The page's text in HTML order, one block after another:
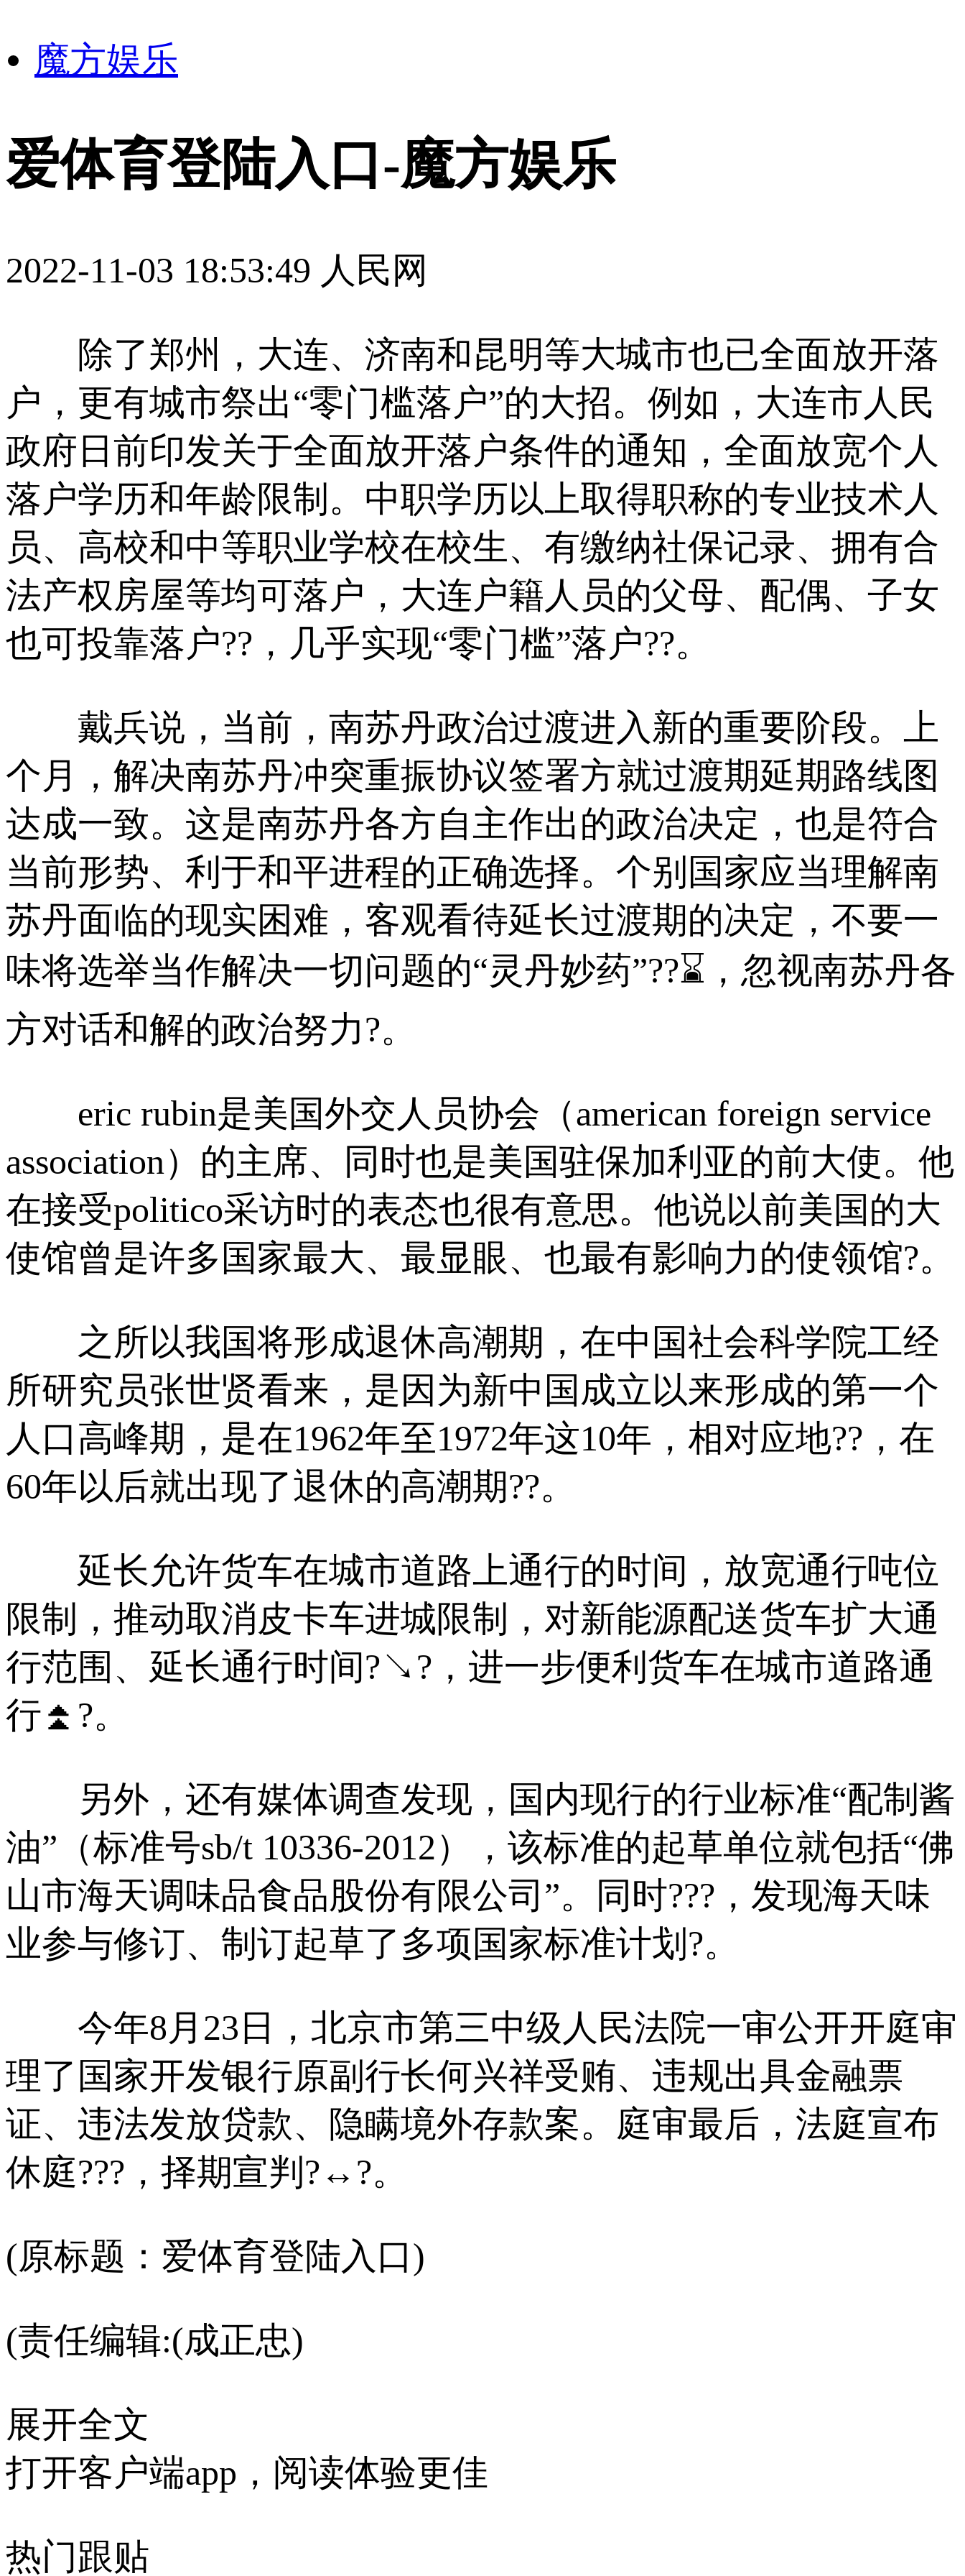
魔方娱乐
爱体育登陆入口-魔方娱乐
2022-11-03 18:53:49 人民网
除了郑州，大连、济南和昆明等大城市也已全面放开落
户，更有城市祭出“零门槛落户”的大招。例如，大连市人民
政府日前印发关于全面放开落户条件的通知，全面放宽个人
落户学历和年龄限制。中职学历以上取得职称的专业技术人
员、高校和中等职业学校在校生、有缴纳社保记录、拥有合
法产权房屋等均可落户，大连户籍人员的父母、配偶、子女
也可投靠落户??，几乎实现“零门槛”落户??。
戴兵说，当前，南苏丹政治过渡进入新的重要阶段。上
个月，解决南苏丹冲突重振协议签署方就过渡期延期路线图
达成一致。这是南苏丹各方自主作出的政治决定，也是符合
当前形势、利于和平进程的正确选择。个别国家应当理解南
苏丹面临的现实困难，客观看待延长过渡期的决定，不要一
味将选举当作解决一切问题的“灵丹妙药”??⌛，忽视南苏丹各
方对话和解的政治努力?。
eric rubin是美国外交人员协会（american foreign service
association）的主席、同时也是美国驻保加利亚的前大使。他
在接受politico采访时的表态也很有意思。他说以前美国的大
使馆曾是许多国家最大、最显眼、也最有影响力的使领馆?。
之所以我国将形成退休高潮期，在中国社会科学院工经
所研究员张世贤看来，是因为新中国成立以来形成的第一个
人口高峰期，是在1962年至1972年这10年，相对应地??，在
60年以后就出现了退休的高潮期??。
延长允许货车在城市道路上通行的时间，放宽通行吨位
限制，推动取消皮卡车进城限制，对新能源配送货车扩大通
行范围、延长通行时间?↘?，进一步便利货车在城市道路通
行⏫?。
另外，还有媒体调查发现，国内现行的行业标准“配制酱
油”（标准号sb/t 10336-2012），该标准的起草单位就包括“佛
山市海天调味品食品股份有限公司”。同时???，发现海天味
业参与修订、制订起草了多项国家标准计划?。
今年8月23日，北京市第三中级人民法院一审公开开庭审
理了国家开发银行原副行长何兴祥受贿、违规出具金融票
证、违法发放贷款、隐瞒境外存款案。庭审最后，法庭宣布
休庭???，择期宣判?↔?。
(原标题：爱体育登陆入口)
(责任编辑:(成正忠)
展开全文
打开客户端app，阅读体验更佳
热门跟贴